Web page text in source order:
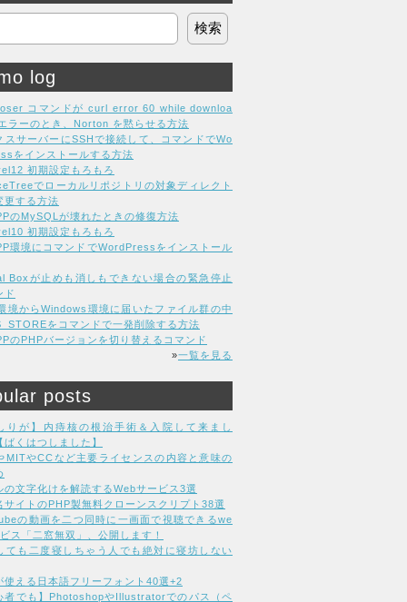
log
コマンドが curl error 60 while downloa
ラーのとき、Norton を黙らせる方法
スサーバーにSSHで接続して、コマンドでWo
をインストールする方法
初期設定もろもろ
でローカルリポジトリの対象ディレクト
更する方法
のMySQLが壊れたときの修復方法
初期設定もろもろ
環境にコマンドでWordPressをインストール
Boxが止めも消しもできない場合の緊急停止
ド
境からWindows環境に届いたファイル群の中
をコマンドで一発削除する方法
のPHPバージョンを切り替えるコマンド
»一覧を見る
posts
りが】内痔核の根治手術＆入院して来まし
ばくはつしました】
MITやCCなど主要ライセンスの内容と意味の
の文字化けを解読するWebサービス3選
サイトのPHP製無料クローンスクリプト38選
の動画を二つ同時に一画面で視聴できるwe
ス「二窓無双」、公開します！
ても二度寝しちゃう人でも絶対に寝坊しない
使える日本語フリーフォント40選+2
者でも】PhotoshopやIllustratorでのパス（ペ